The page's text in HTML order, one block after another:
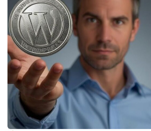
?